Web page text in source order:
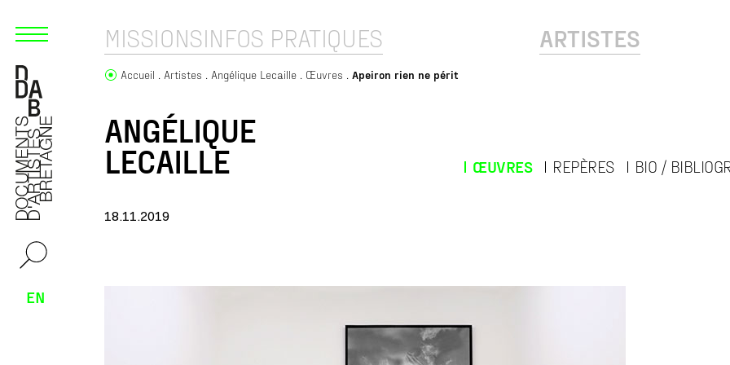
EN
MISSIONSINFOS PRATIQUES ARTISTES
Accueil Artistes Angélique Lecaille Œuvres Apeiron rien ne périt
ANGÉLIQUE
LECAILLE ŒUVRES REPÈRES BIO /
18.11.2019